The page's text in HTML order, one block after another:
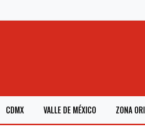
CDMX VALLE DE MÉXICO ZONA